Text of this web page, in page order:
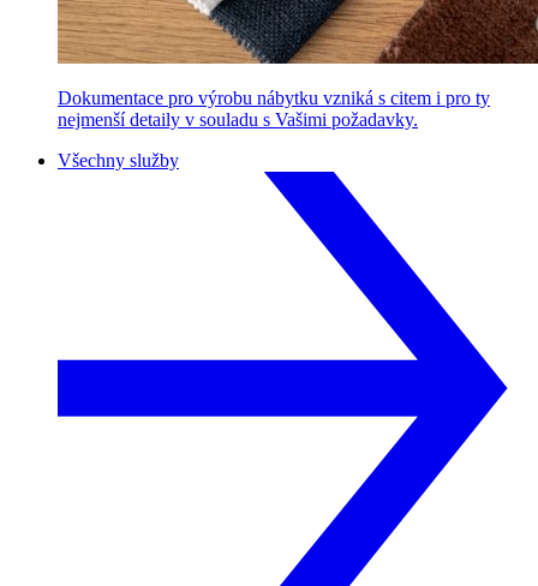
Dokumentace pro výrobu nábytku vzniká s citem i pro ty
nejmenší detaily v souladu s Vašimi požadavky.
Všechny služby